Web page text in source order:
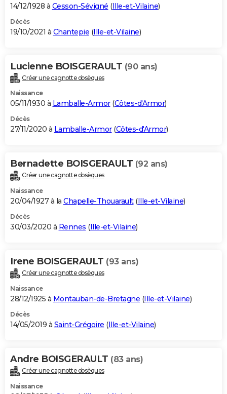
14/12/1928 à Cesson-Sévigné (Ille-et-Vilaine)
Décès
19/10/2021 à Chantepie (Ille-et-Vilaine)
Lucienne BOISGERAULT (90 ans)
Créer une cagnotte obsèques
Naissance
05/11/1930 à Lamballe-Armor(Côtes-d'Armor)
Décès
27/11/2020 à Lamballe-Armor(Côtes-d'Armor)
Bernadette BOISGERAULT (92 ans)
Créer une cagnotte obsèques
Naissance
20/04/1927 à la Chapelle-Thouarault(Ille-et-Vilaine)
Décès
30/03/2020 à Rennes (Ille-et-Vilaine)
Irene BOISGERAULT (93 ans)
Créer une cagnotte obsèques
Naissance
28/12/1925 à Montauban-de-Bretagne (Ille-et-Vilaine)
Décès
14/05/2019 à Saint-Grégoire (Ille-et-Vilaine)
Andre BOISGERAULT (83 ans)
Créer une cagnotte obsèques
Naissance